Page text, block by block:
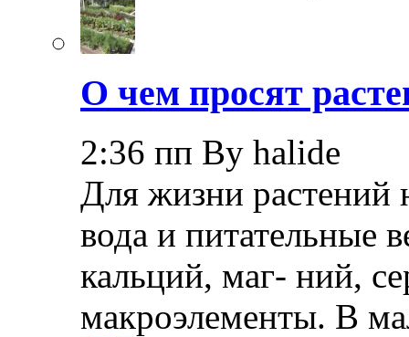
О чем просят
2:36 пп By halide
Для жизни растений
вода и питательные
кальций, маг- ний,
макроэлементы. В